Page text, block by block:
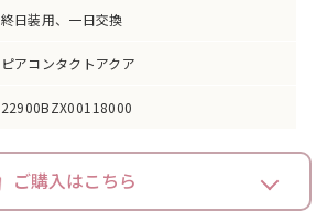
終日装用、一日交換
ピアコンタクトアクア
22900BZX00118000
ご購入はこちら